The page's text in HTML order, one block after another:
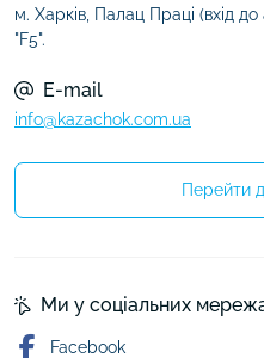
м. Харків, Палац Праці (вхід до
"F5".
E-mail
info@kazachok.com.ua
Перейти
Ми у соціальних
Facebook